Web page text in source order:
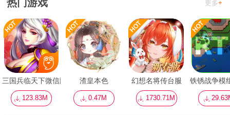
热门游戏 更多+
三国兵临天下微信版
123.83M
渣皇本色
0.47M
幻想名将传台服
1730.71M
铁锈战争模